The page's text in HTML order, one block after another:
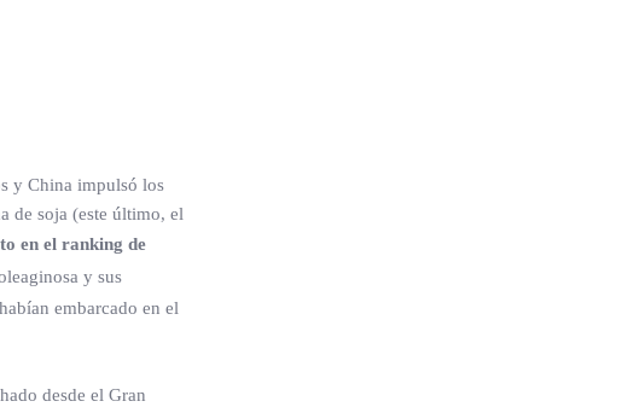
y China impulsó los
de soja (este último, el
en el ranking de
y sus
embarcado en el
desde el Gran